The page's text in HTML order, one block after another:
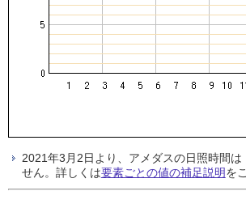
2021年3月2日より、アメダスの日照時間
せん。詳しくは要素ごとの値の補足説明を